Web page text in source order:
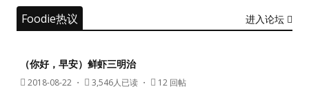
Foodie热议 进入论坛
（你好，早安）鲜虾三明治
2018-08-22 ・ 3,546人已读 ・ 12 回帖